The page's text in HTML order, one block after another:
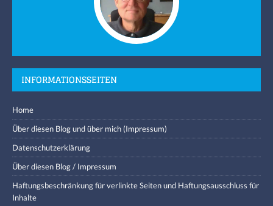
INFORMATIONSSEITEN
Home
Über diesen Blog und über mich (Impressum)
Datenschutzerklärung
Über diesen Blog / Impressum
Haftungsbeschränkung für verlinkte Seiten und Haftungsausschluss für
Inhalte